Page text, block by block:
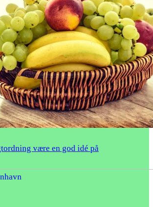
være en god idé på